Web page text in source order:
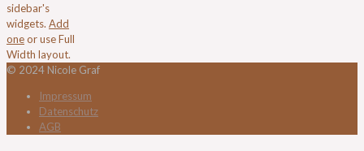
sidebar's
widgets. Add
oneor use Full
Width layout.
© 2024 Nicole Graf
Impressum
Datenschutz
AGB